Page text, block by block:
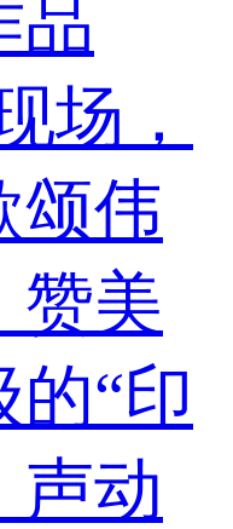
品
场，
颂伟
赞美
“印
声动